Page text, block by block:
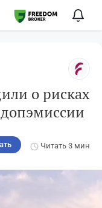
о рисках
Читать 3 мин